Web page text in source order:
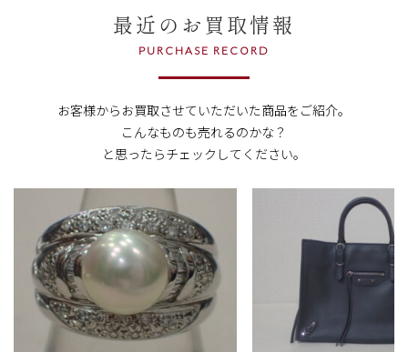
最近のお買取情報
PURCHASE RECORD
お客様からお買取させていただいた商品をご紹介。
こんなものも売れるのかな？
と思ったらチェックしてください。